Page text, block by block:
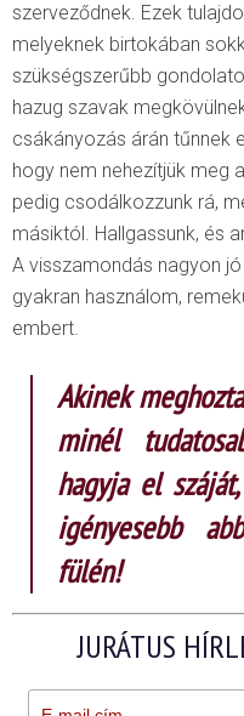
szerveződnek. Ezek
melyeknek birtokában
szükségszerűbb
hazug szavak
csákányozás árán tűnnek
hogy nem nehezítjük meg
pedig csodálkozzunk rá,
másiktól. Hallgassunk, és
A visszamondás nagyon
gyakran használom,
embert.
Akinek
minél
hagyja el
igényesebb
fülén!
JURÁTUS